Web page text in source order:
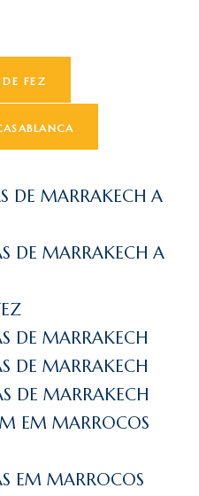
DE FEZ
DE MARRAKECH A
DE MARRAKECH A
DE MARRAKECH
DE MARRAKECH
DE MARRAKECH
EM MARROCOS
EM MARROCOS